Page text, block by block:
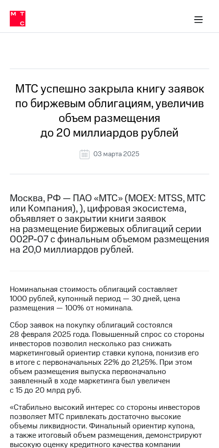
Медиа-центр
и акционерам
Устойчивое развитие
Комплаенс и деловая этика
компании
Карьера
История
компании
Руководство
региона
информация
Медиа-центр
Пресс-
релизы
МТС
о технологиях
Финансовая
отчетность
Контакты
Новости
в
регионе
и акционерам
Корпоративное
управление
Корпоративный
секретарь
Раскрытие
в МТС
Пресс-
релизы
о технологиях
МТС успешно закрыла книгу заявок
по биржевым облигациям, увеличив
объем размещения
до 20 миллиардов рублей
03 марта 2025
Москва, РФ — ПАО «МТС» (MOEX: MTSS, МТС
или Компания), ), цифровая экосистема,
объявляет о закрытии книги заявок
на размещение биржевых облигаций серии
002Р-07 с финальным объемом размещения
на 20,0 миллиардов рублей.
Номинальная стоимость облигаций составляет
1000 рублей, купонный период — 30 дней, цена
размещения — 100% от номинала.
Сбор заявок на покупку облигаций состоялся
28 февраля 2025 года. Повышенный спрос со стороны
инвесторов позволил несколько раз снижать
маркетинговый ориентир ставки купона, понизив его
в итоге с первоначальных 22% до 21,25%. При этом
объем размещения выпуска первоначально
заявленный в ходе маркетинга был увеличен
с 15 до 20 млрд руб.
«Стабильно высокий интерес со стороны инвесторов
позволяет МТС привлекать достаточно высокие
объемы ликвидности. Финальный ориентир купона,
а также итоговый объем размещения, демонстрируют
высокую оценку кредитного качества компании